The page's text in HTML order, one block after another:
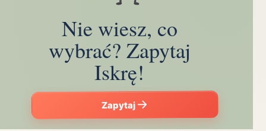
Nie wiesz, co
wybrać? Zapytaj
Iskrę!
Zapytaj